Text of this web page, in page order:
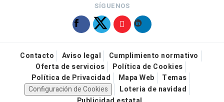
SÍGUENOS
Contacto Aviso legal
Cumplimiento normativo
Oferta de servicios
Política de Cookies
Política de Privacidad
Mapa Web
Temas
Configuración de Cookies
Loteria de navidad